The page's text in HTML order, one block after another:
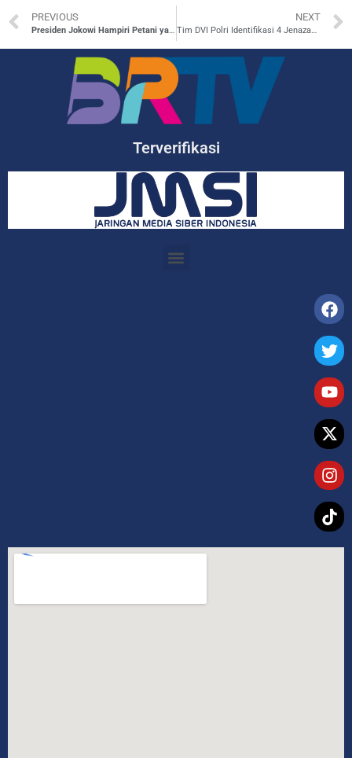
PREVIOUS
Presiden Jokowi Hampiri Petani yang Sedang Panen, Cek Langsung Harga Gabah
NEXT
Tim DVI Polri Identifikasi 4 Jenazah Korban Kebakaran Depo Pertamina Plumpang
Terverifikasi